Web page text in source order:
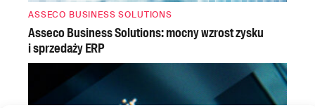
ASSECO BUSINESS SOLUTIONS
Asseco Business Solutions: mocny wzrost zysku
i sprzedaży ERP